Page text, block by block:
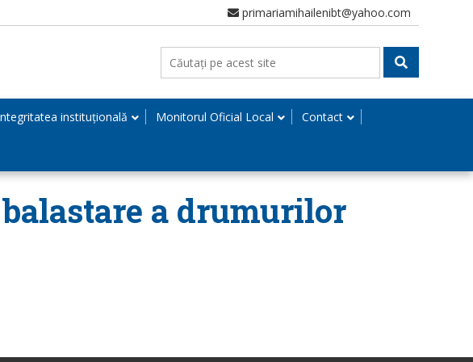
primariamihailenibt@yahoo.com
instituțională Monitorul Oficial Local Contact
a drumurilor